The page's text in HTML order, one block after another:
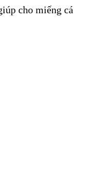
cho miếng cá